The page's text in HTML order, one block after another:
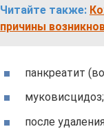
Читайте также:
причины
панкреатит
муковисцидоз;
после